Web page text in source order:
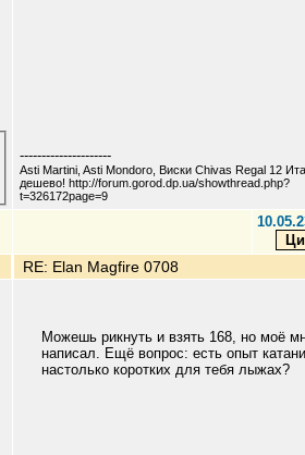
---------------------
Asti Martini, Asti Mondoro, Виски Chivas Regal 12
дешево! http://forum.gorod.dp.ua/showthread.php?
t=326172page=9
RE: Elan Magfire 0708
Можешь рикнуть и взять 168, но моё
написал. Ещё вопрос: есть опыт
настолько коротких для тебя лыжах?